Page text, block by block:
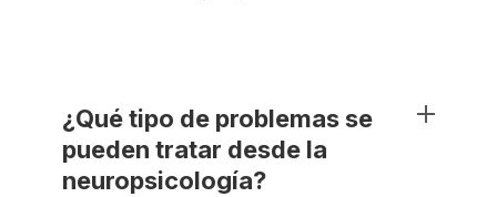
¿Qué tipo de problemas se
pueden tratar desde la
neuropsicología?